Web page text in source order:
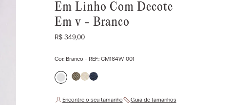
Em Linho Com Decote
Em v - Branco
R$ 349,00
Cor: Branco- REF.: CM164W_001